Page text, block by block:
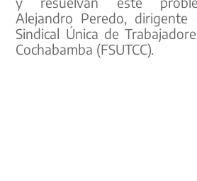
Alejandro Peredo, dirigente
Sindical Única de
Cochabamba (FSUTCC).